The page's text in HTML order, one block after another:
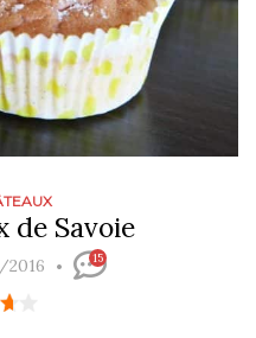
de Savoie
15